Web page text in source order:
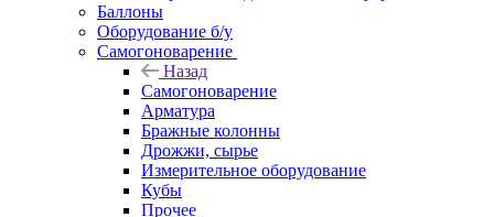
Баллоны
Оборудование б/у
Самогоноварение
Назад
Самогоноварение
Арматура
Бражные колонны
Дрожжи, сырье
Измерительное оборудование
Кубы
Прочее